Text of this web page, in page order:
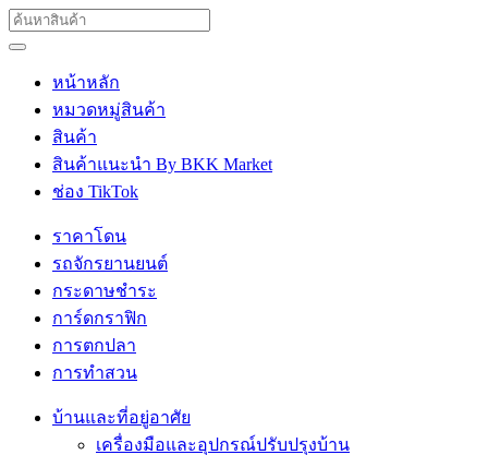
หน้าหลัก
หมวดหมู่สินค้า
สินค้า
สินค้าแนะนำ By BKK Market
ช่อง TikTok
ราคาโดน
รถจักรยานยนต์
กระดาษชำระ
การ์ดกราฟิก
การตกปลา
การทำสวน
บ้านและที่อยู่อาศัย
เครื่องมือและอุปกรณ์ปรับปรุงบ้าน